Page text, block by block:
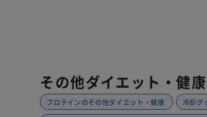
その他ダイエット・健
プロテインのその他ダイエット・健康 冷却グ